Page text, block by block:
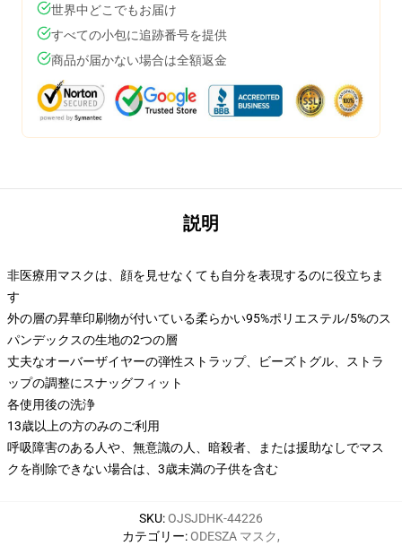
世界中どこでもお届け
すべての小包に追跡番号を提供
商品が届かない場合は全額返金
説明
非医療用マスクは、顔を見せなくても自分を表現するのに役立ちま
す
外の層の昇華印刷物が付いている柔らかい95%ポリエステル/5%のス
パンデックスの生地の2つの層
丈夫なオーバーザイヤーの弾性ストラップ、ビーズトグル、ストラ
ップの調整にスナッグフィット
各使用後の洗浄
13歳以上の方のみのご利用
呼吸障害のある人や、無意識の人、暗殺者、または援助なしでマス
クを削除できない場合は、3歳未満の子供を含む
SKU:OJSJDHK-44226
カテゴリー:ODESZA マスク,